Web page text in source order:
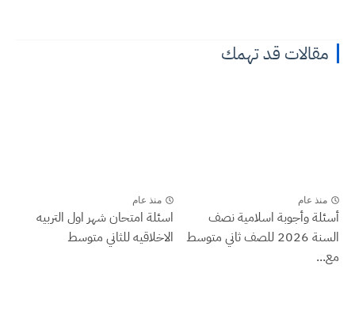
مقالات قد تهمك
منذ عام
أسئلة وأجوبة اسلامية نصف
السنة 2026 للصف ثاني متوسط
مع...
منذ عام
اسئلة امتحان شهر اول التربيه
الاخلاقيه للثاني متوسط